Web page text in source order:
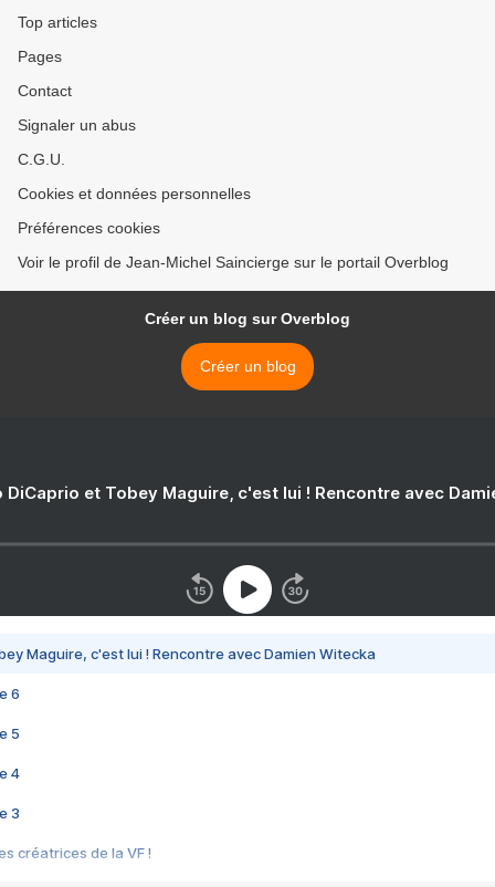
Top articles
Pages
Contact
Signaler un abus
C.G.U.
Cookies et données personnelles
Préférences cookies
Voir le profil de Jean-Michel Saincierge sur le portail Overblog
Créer un blog sur Overblog
Créer un blog
DiCaprio et Tobey Maguire, c'est lui ! Rencontre avec
Maguire, c'est lui ! Rencontre avec Damien Witecka
6
5
4
3
créatrices de la VF !